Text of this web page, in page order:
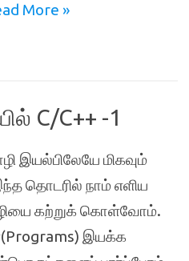
More »
C/C++ -1
இயல்பிலேயே மிகவும்
தொடரில் நாம் எளிய
கற்றுக் கொள்வோம்.
இயக்க